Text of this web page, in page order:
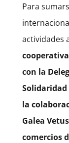
Para
actividades
con la
la
Galea
comercios